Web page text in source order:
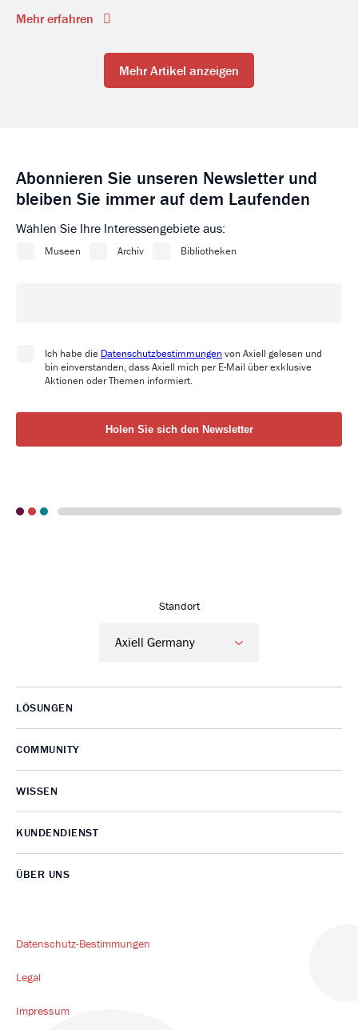
Mehr erfahren
Mehr Artikel anzeigen
Abonnieren Sie unseren Newsletter und
bleiben Sie immer auf dem Laufenden
Wählen Sie Ihre Interessengebiete aus:
Standort
LÖSUNGEN
COMMUNITY
WISSEN
KUNDENDIENST
ÜBER UNS
Datenschutz-Bestimmungen
Legal
Impressum